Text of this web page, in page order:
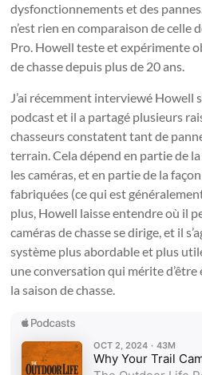
dysfonctionnements et des
n’est rien en comparaison de celle
Pro. Howell teste et expérimente
de chasse depuis plus de 20 ans.
J’ai récemment interviewé Howell
podcast et il a partagé plusieurs
chasseurs constatent tant de
terrain. Cela dépend en partie de
les caméras, et en partie de la
fabriquées (ce qui est
plus, Howell laisse entendre où il
caméras de chasse se dirige, et il
système plus abordable et plus
une conversation qui mérite
la saison de chasse.